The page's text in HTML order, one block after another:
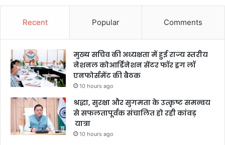
Recent Popular Comments
मुख्य सचिव की अध्यक्षता में हुई राज्य स्तरीय
नेशनल कोआर्डिनेशन सेंटर फॉर ड्रग लॉ
एनफोर्समेंट की बैठक
10 hours ago
श्रद्धा, सुरक्षा और सुगमता के उत्कृष्ट समन्वय
से सफलतापूर्वक संचालित हो रही कांवड़
यात्रा
10 hours ago